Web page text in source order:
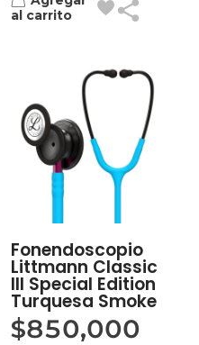
al carrito
Fonendoscopio
Littmann Classic
III Special Edition
Turquesa Smoke
$850,000